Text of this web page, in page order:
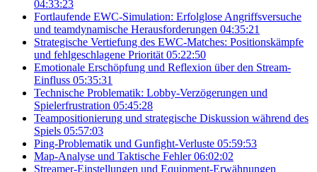
04:33:23
Fortlaufende EWC-Simulation: Erfolglose Angriffsversuche
und teamdynamische Herausforderungen 04:35:21
Strategische Vertiefung des EWC-Matches: Positionskämpfe
und fehlgeschlagene Priorität 05:22:50
Emotionale Erschöpfung und Reflexion über den Stream-
Einfluss 05:35:31
Technische Problematik: Lobby-Verzögerungen und
Spielerfrustration 05:45:28
Teampositionierung und strategische Diskussion während des
Spiels 05:57:03
Ping-Problematik und Gunfight-Verluste 05:59:53
Map-Analyse und Taktische Fehler 06:02:02
Streamer-Einstellungen und Equipment-Erwähnungen